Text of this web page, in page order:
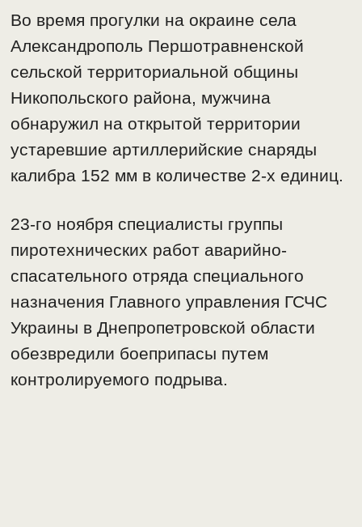
Во время прогулки на окраине села
Александрополь Першотравненской
сельской территориальной общины
Никопольского района, мужчина
обнаружил на открытой территории
устаревшие артиллерийские снаряды
калибра 152 мм в количестве 2-х единиц.
23-го ноября специалисты группы
пиротехнических работ аварийно-
спасательного отряда специального
назначения Главного управления ГСЧС
Украины в Днепропетровской области
обезвредили боеприпасы путем
контролируемого подрыва.